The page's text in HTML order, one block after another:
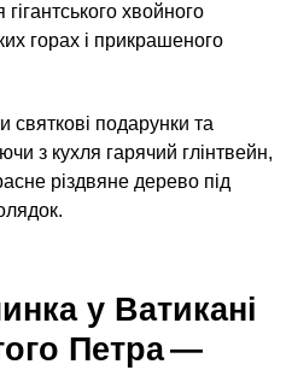
хвойного
горах і прикрашеного
святкові подарунки та
з кухля гарячий глінтвейн,
різдвяне дерево під
у Ватикані
Петра —